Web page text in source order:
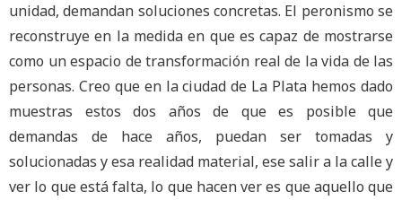
unidad, demandan soluciones concretas. El peronismo se
reconstruye en la medida en que es capaz de mostrarse
como un espacio de transformación real de la vida de las
personas. Creo que en la ciudad de La Plata hemos dado
muestras estos dos años de que es posible que
demandas de hace años, puedan ser tomadas y
solucionadas y esa realidad material, ese salir a la calle y
ver lo que está falta, lo que hacen ver es que aquello que